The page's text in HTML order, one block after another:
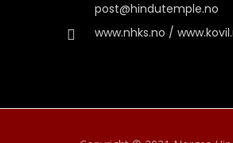
post@hindutemple.no
www.nhks.no /